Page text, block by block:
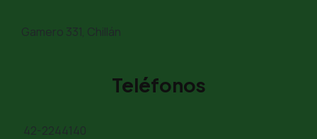
Gamero 331, Chillán
Teléfonos
42-2244140